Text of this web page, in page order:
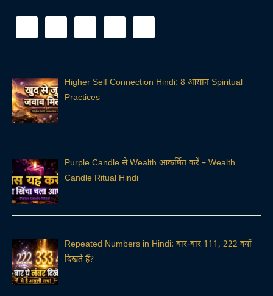
Higher Self Connection Hindi: 8 आसान Spiritual
Practices
Purple Candle से Wealth आकर्षित करें – Wealth
Candle Ritual Hindi
Repeated Numbers in Hindi: बार-बार 111, 222 क्यों
दिखते हैं?